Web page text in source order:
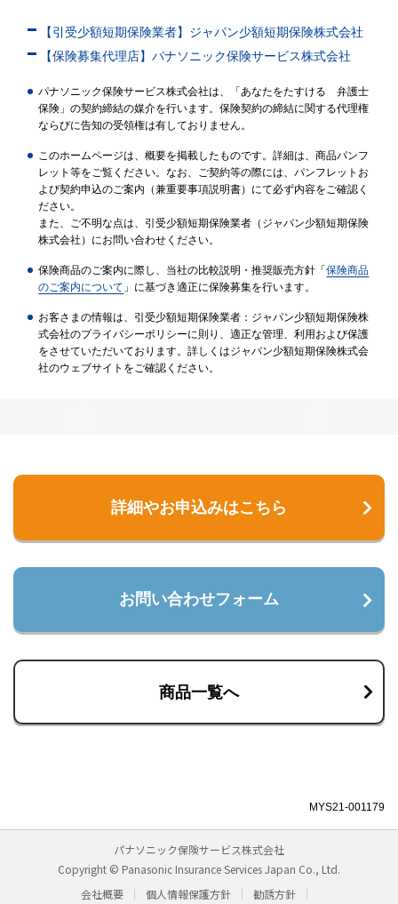
【引受少額短期保険業者】ジャパン少額短期保険株式会社
【保険募集代理店】パナソニック保険サービス株式会社
パナソニック保険サービス株式会社は、「あなたをたすける 弁護士
保険」の契約締結の媒介を行います。保険契約の締結に関する代理権
ならびに告知の受領権は有しておりません。
このホームページは、概要を掲載したものです。詳細は、商品パンフ
レット等をご覧ください。なお、ご契約等の際には、パンフレットお
よび契約申込のご案内（兼重要事項説明書）にて必ず内容をご確認く
ださい。
また、ご不明な点は、引受少額短期保険業者（ジャパン少額短期保険
株式会社）にお問い合わせください。
保険商品のご案内に際し、当社の比較説明・推奨販売方針「保険商品
のご案内について 」に基づき適正に保険募集を行います。
お客さまの情報は、引受少額短期保険業者：ジャパン少額短期保険株
式会社のプライバシーポリシーに則り、適正な管理、利用および保護
をさせていただいております。詳しくはジャパン少額短期保険株式会
社のウェブサイトをご確認ください。
詳細やお申込みはこちら
お問い合わせフォーム
商品一覧へ
MYS21-001179
パナソニック保険サービス株式会社
Copyright © Panasonic Insurance Services Japan Co., Ltd.
会社概要
個人情報保護方針 勧誘方針